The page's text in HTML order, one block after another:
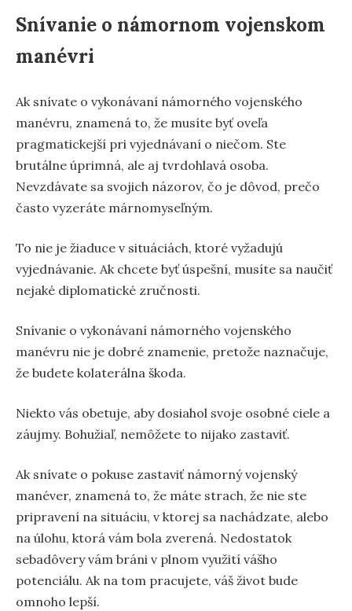
Snívanie o námornom vojenskom
manévri
Ak snívate o vykonávaní námorného vojenského
manévru, znamená to, že musíte byť oveľa
pragmatickejší pri vyjednávaní o niečom. Ste
brutálne úprimná, ale aj tvrdohlavá osoba.
Nevzdávate sa svojich názorov, čo je dôvod, prečo
často vyzeráte márnomyseľným.
To nie je žiaduce v situáciách, ktoré vyžadujú
vyjednávanie. Ak chcete byť úspešní, musíte sa naučiť
nejaké diplomatické zručnosti.
Snívanie o vykonávaní námorného vojenského
manévru nie je dobré znamenie, pretože naznačuje,
že budete kolaterálna škoda.
Niekto vás obetuje, aby dosiahol svoje osobné ciele a
záujmy. Bohužiaľ, nemôžete to nijako zastaviť.
Ak snívate o pokuse zastaviť námorný vojenský
manéver, znamená to, že máte strach, že nie ste
pripravení na situáciu, v ktorej sa nachádzate, alebo
na úlohu, ktorá vám bola zverená. Nedostatok
sebadôvery vám bráni v plnom využití vášho
potenciálu. Ak na tom pracujete, váš život bude
omnoho lepší.